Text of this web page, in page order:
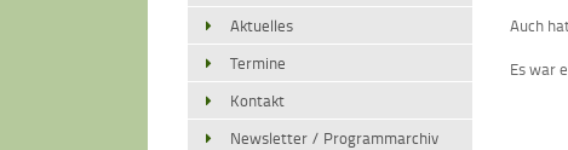
Auch
Es war
Aktuelles
Termine
Kontakt
Newsletter / Programmarchiv